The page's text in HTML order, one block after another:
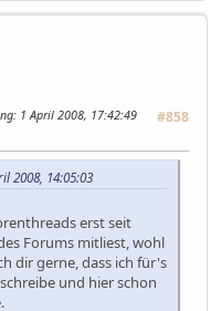
#858
: 1 April 2008, 17:42:49
2008, 14:05:03
erst seit
Forums mitliest, wohl
dir gerne, dass ich für's
und hier schon